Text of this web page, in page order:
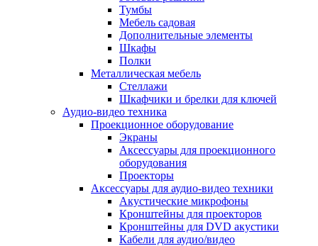
Тумбы
Мебель садовая
Дополнительные элементы
Шкафы
Полки
Металлическая мебель
Стеллажи
Шкафчики и брелки для ключей
Аудио-видео техника
Проекционное оборудование
Экраны
Аксессуары для проекционного
оборудования
Проекторы
Аксессуары для аудио-видео техники
Акустические микрофоны
Кронштейны для проекторов
Кронштейны для DVD акустики
Кабели для аудио/видео